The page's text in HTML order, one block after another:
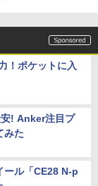
！ポケットに入
! Anker注目プ
みた
ール「CE28 N-p